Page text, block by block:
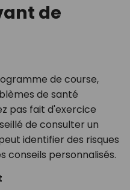
de
de course,
de santé
pas fait d'exercice
de consulter un
identifier des risques
conseils personnalisés.